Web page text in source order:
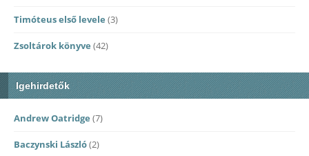
Timóteus első levele (3)
Zsoltárok könyve (42)
Igehirdetők
Andrew Oatridge (7)
Baczynski László(2)